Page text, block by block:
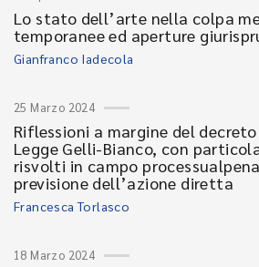
Lo stato dell’arte nella colpa
temporanee ed aperture
Gianfranco Iadecola
25 Marzo 2024
Riflessioni a margine del
Legge Gelli-Bianco, con
risvolti in campo
previsione dell’azione diretta
Francesca Torlasco
18 Marzo 2024